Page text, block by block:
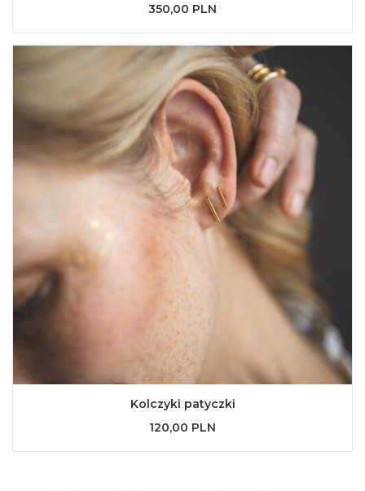
350,00 PLN
Kolczyki patyczki
120,00 PLN